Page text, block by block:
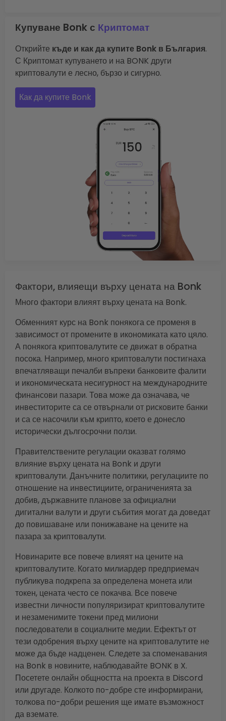
Купуване Bonk с Криптомат
Открийте къде и как да купите Bonk в България.
С Криптомат купуването и на BONK други
криптовалути е лесно, бързо и сигурно.
Как да купите Bonk
Фактори, влияещи върху цената на Bonk
Много фактори влияят върху цената на Bonk.
Обменният курс на Bonk понякога се променя в
зависимост от промените в икономиката като цяло.
А понякога криптовалутите се движат в обратна
посока. Например, много криптовалути постигнаха
впечатляващи печалби въпреки банковите фалити
и икономическата несигурност на международните
финансови пазари. Това може да означава, че
инвеститорите са се отвърнали от рисковите банки
и са се насочили към крипто, което е донесло
исторически дългосрочни ползи.
Правителствените регулации оказват голямо
влияние върху цената на Bonk и други
криптовалути. Данъчните политики, регулациите по
отношение на инвестициите, ограниченията за
добив, държавните планове за официални
дигитални валути и други събития могат да доведат
до повишаване или понижаване на цените на
пазара за криптовалути.
Новинарите все повече влияят на цените на
криптовалутите. Когато милиардер предприемач
публикува подкрепа за определена монета или
токен, цената често се покачва. Все повече
известни личности популяризират криптовалутите
и незаменимите токени пред милиони
последователи в социалните медии. Ефектът от
тези одобрения върху цените на криптовалутите не
може да бъде надценен. Следете за споменавания
на Bonk в новините, наблюдавайте BONK в X.
Посетете онлайн общността на проекта в Discord
или другаде. Колкото по-добре сте информирани,
толкова по-добри решения ще имате възможност
да вземате.